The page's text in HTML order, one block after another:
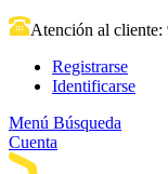
Atención al cliente:
Registrarse
Identificarse
Menú Búsqueda
Cuenta